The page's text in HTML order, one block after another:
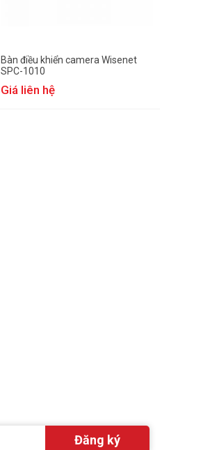
Bàn điều khiển camera Wisenet
SPC-1010
Giá liên hệ